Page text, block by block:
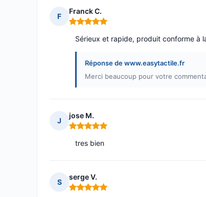
F
Franck C.
Note : 5 sur 5
Sérieux et rapide, produit conforme à
Réponse de www.easytactile.fr
Merci beaucoup pour votre
J
jose M.
Note : 5 sur 5
tres bien
S
serge V.
Note : 5 sur 5